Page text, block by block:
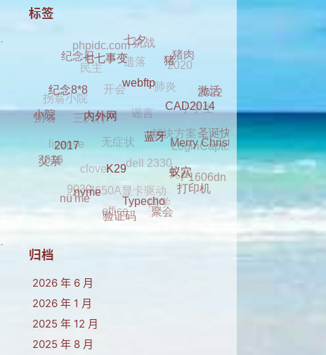
标签
P1606dn
打印机
聚会
同学
LoginCaptcha
圣诞快乐
Merry Christmas
蚁穴
Typecho
验证码
office
7650A显卡驱动
dell 2330
解决方案
小学生
2022
激活
CAD2014
蓝牙
K29
nvme
nü'me
clover
无症状
谣言
肺炎
2020猪肉
2017
2016
三人行
开会
遗落抗战
七夕
七七事变
纪念8*8
拐翁
拐翁小院
民主
phpidc.com
纪念日
归档
2026 年 6 月
2026 年 1 月
2025 年 12 月
2025 年 8 月